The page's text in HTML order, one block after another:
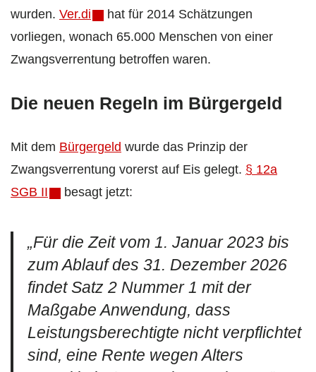
wurden. Ver.di
hat für 2014 Schätzungen
vorliegen, wonach 65.000 Menschen von einer
Zwangsverrentung betroffen waren.
Die neuen Regeln im Bürgergeld
Mit dem Bürgergeld wurde das Prinzip der
Zwangsverrentung vorerst auf Eis gelegt. § 12a
SGB II
besagt jetzt:
„Für die Zeit vom 1. Januar 2023 bis
zum Ablauf des 31. Dezember 2026
findet Satz 2 Nummer 1 mit der
Maßgabe Anwendung, dass
Leistungsberechtigte nicht verpflichtet
sind, eine Rente wegen Alters